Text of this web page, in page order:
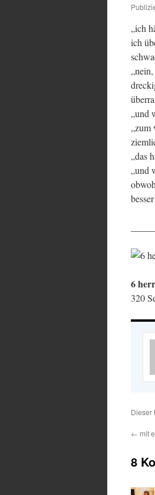
„ich
ich
„und
„zum
„das
„und
6
320
Dieser
← mit
8